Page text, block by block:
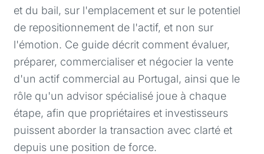
et du bail, sur l'emplacement et sur le potentiel
de repositionnement de l'actif, et non sur
l'émotion. Ce guide décrit comment évaluer,
préparer, commercialiser et négocier la vente
d'un actif commercial au Portugal, ainsi que le
rôle qu'un advisor spécialisé joue à chaque
étape, afin que propriétaires et investisseurs
puissent aborder la transaction avec clarté et
depuis une position de force.